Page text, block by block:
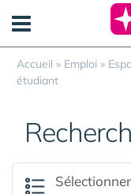
Accueil » Emploi »
étudiant
Panneau de gestion des